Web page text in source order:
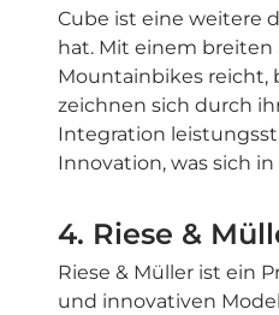
Cube ist eine weitere
hat. Mit einem breiten
Mountainbikes reicht,
zeichnen sich durch
Integration
Innovation, was sich
4. Riese &
Riese & Müller ist ein
und innovativen